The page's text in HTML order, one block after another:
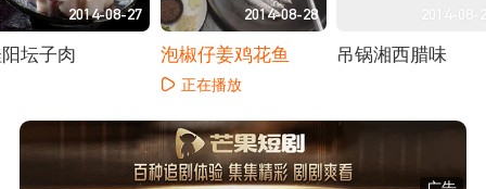
2014-08-27
坛子肉
2014-08-28
泡椒仔姜鸡花鱼
正在播放
2014-08-
吊锅湘西腊味